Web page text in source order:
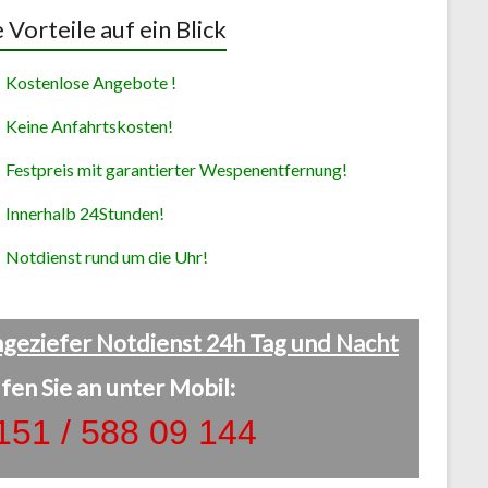
Vorteile auf ein Blick
Kostenlose Angebote !
Keine Anfahrtskosten!
Festpreis mit garantierter Wespenentfernung!
Innerhalb 24Stunden!
Notdienst rund um die Uhr!
Notdienst 24h Tag und Nacht
Sie an unter Mobil:
/ 588 09 144